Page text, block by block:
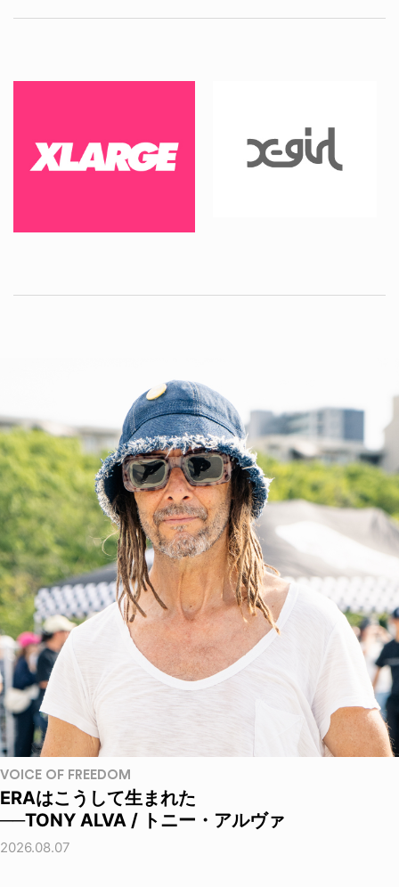
VOICE OF FREEDOM
ERAはこうして生まれた
──TONY ALVA / トニー・アルヴァ
2026.08.07